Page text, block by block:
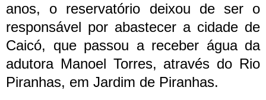
anos, o reservatório deixou de ser o
responsável por abastecer a cidade de
Caicó, que passou a receber água da
adutora Manoel Torres, através do Rio
Piranhas, em Jardim de Piranhas.